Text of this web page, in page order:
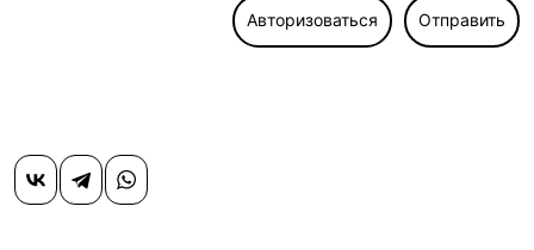
Авторизоваться Отправить